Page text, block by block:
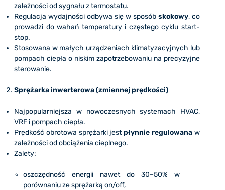
zależności od sygnału z termostatu.
Regulacja wydajności odbywa się w sposób skokowy, co
prowadzi do wahań temperatury i częstego cyklu start-
stop.
Stosowana w małych urządzeniach klimatyzacyjnych lub
pompach ciepła o niskim zapotrzebowaniu na precyzyjne
sterowanie.
Sprężarka inwerterowa (zmiennej prędkości)
Najpopularniejsza w nowoczesnych systemach HVAC,
VRF i pompach ciepła.
Prędkość obrotowa sprężarki jestpłynnie regulowana w
zależności od obciążenia cieplnego.
Zalety:
oszczędność energii nawet do 30–50% w
porównaniu ze sprężarką on/off,